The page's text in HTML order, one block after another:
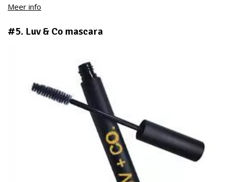
Meer info
#5. Luv & Co mascara